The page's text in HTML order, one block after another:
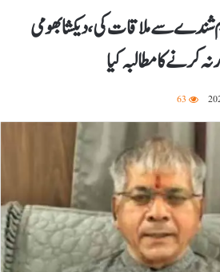
شندے سے ملاقات کی، دیکشا بھومی
کرنے کا مطالبہ کیا
63